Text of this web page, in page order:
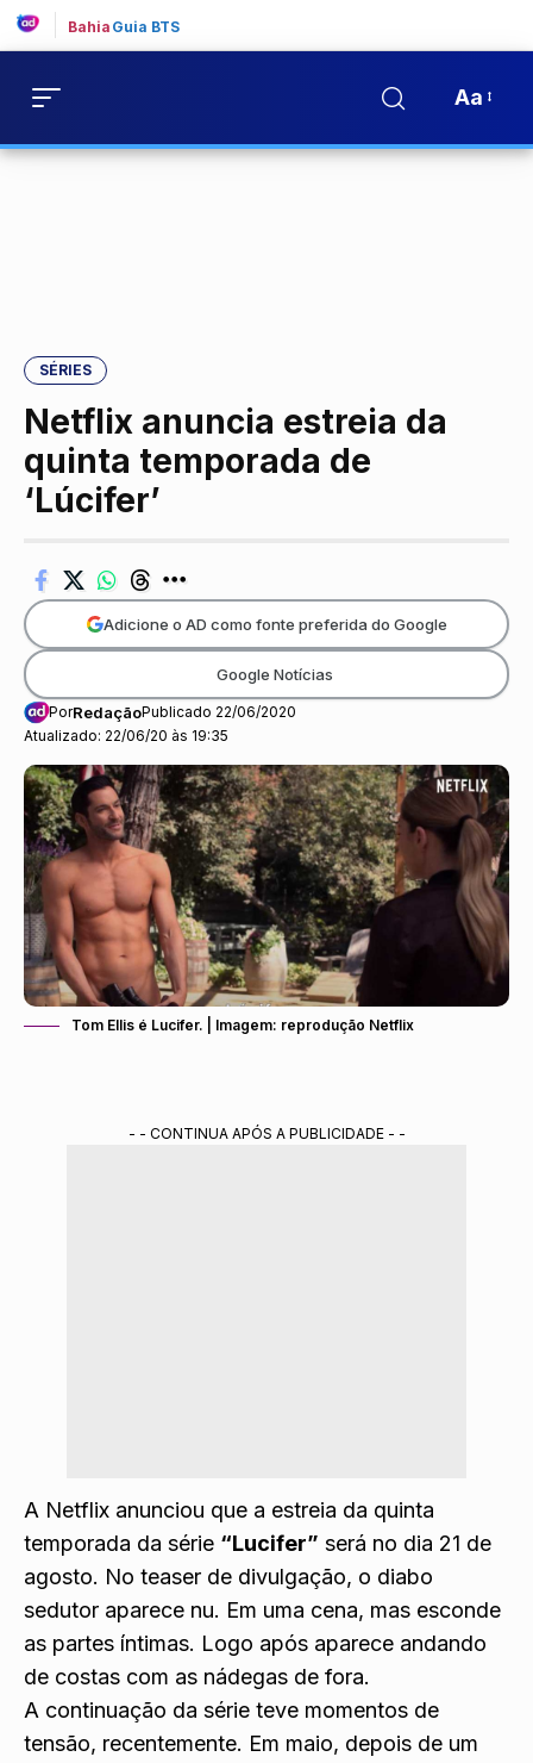
Bahia Guia BTS
Aa
SÉRIES
Netflix anuncia estreia da
quinta temporada de
‘Lúcifer’
Atualizado: 22/06/20 às 19:35
PorRedaçãoPublicado 22/06/2020
Adicione o AD como fonte preferida do Google
Google Notícias
Tom Ellis é Lucifer. | Imagem: reprodução Netflix
- - CONTINUA APÓS A PUBLICIDADE - -
A Netflix anunciou que a estreia da quinta
temporada da série “Lucifer” será no dia 21 de
agosto. No teaser de divulgação, o diabo
sedutor aparece nu. Em uma cena, mas esconde
as partes íntimas. Logo após aparece andando
de costas com as nádegas de fora.
A continuação da série teve momentos de
tensão, recentemente. Em maio, depois de um